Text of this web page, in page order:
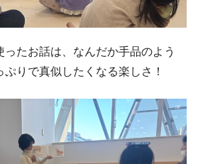
ったお話は、なんだか手品のよう
りで真似したくなる楽しさ！